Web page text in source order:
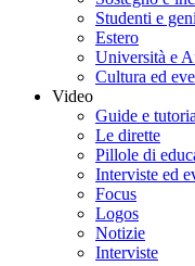
Studenti e
Estero
Università e
Cultura ed
Video
Guide e
Le dirette
Pillole di
Interviste ed
Focus
Logos
Notizie
Interviste